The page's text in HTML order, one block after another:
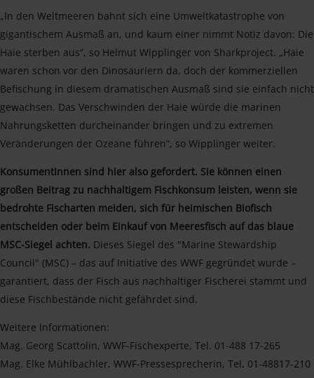
„In den Weltmeeren bahnt sich eine Umweltkatastrophe von
gigantischem Ausmaß an, und kaum einer nimmt Notiz davon: Die
Haie sterben aus“, so Helmut Wipplinger von Sharkproject. „Haie
waren schon vor den Dinosauriern da, doch der kommerziellen
Befischung in diesem dramatischen Ausmaß sind sie einfach nicht
gewachsen. Das Verschwinden der Haie würde die marinen
Nahrungsketten durcheinander bringen und zu extremen
Veränderungen der Ozeane führen“, so Wipplinger weiter.
KonsumentInnen sind hier also gefordert. Sie können einen
großen Beitrag zu nachhaltigem Fischkonsum leisten, wenn sie
bedrohte Fischarten meiden, sich für heimischen Biofisch
entscheiden oder beim Einkauf von Meeresfisch auf das blaue
MSC-Siegel achten. Dieses Siegel des "Marine Stewardship
Council" (MSC) – das auf Initiative des WWF gegründet wurde –
garantiert, dass der Fisch aus nachhaltiger Fischerei stammt und
diese Fischbestände nicht gefährdet sind.
Weitere Informationen:
Mag. Georg Scattolin, WWF-Fischexperte, Tel. 01-488 17-265
Mag. Elke Mühlbachler, WWF-Pressesprecherin, Tel. 01-48817-210